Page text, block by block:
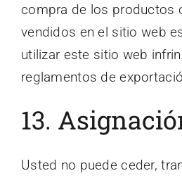
compra de los productos
vendidos en el sitio web
utilizar este sitio web
reglamentos de
13.
Usted no puede ceder,